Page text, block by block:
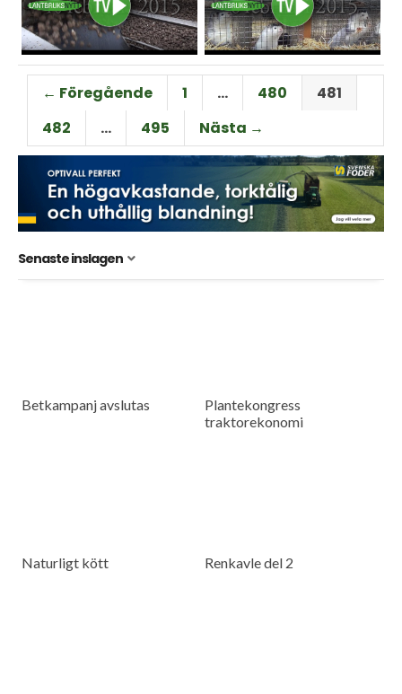
← Föregående 1 … 480
481
482
… 495 Nästa →
Senaste inslagen
Betkampanj avslutas
Plantekongress
traktorekonomi
Naturligt kött Renkavle del 2